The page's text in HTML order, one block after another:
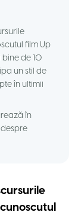
film Up
bine de 10
un stil de
în ultimii
în